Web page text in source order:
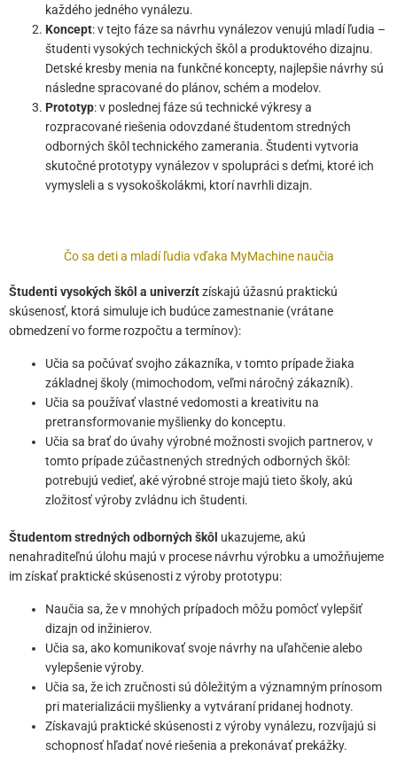
každého jedného vynálezu.
Koncept: v tejto fáze sa návrhu vynálezov venujú mladí ľudia –
študenti vysokých technických škôl a produktového dizajnu.
Detské kresby menia na funkčné koncepty, najlepšie návrhy sú
následne spracované do plánov, schém a modelov.
Prototyp: v poslednej fáze sú technické výkresy a
rozpracované riešenia odovzdané študentom stredných
odborných škôl technického zamerania. Študenti vytvoria
skutočné prototypy vynálezov v spolupráci s deťmi, ktoré ich
vymysleli a s vysokoškolákmi, ktorí navrhli dizajn.
Čo sa deti a mladí ľudia vďaka MyMachine naučia
Študenti vysokých škôl a univerzítzískajú úžasnú praktickú
skúsenosť, ktorá simuluje ich budúce zamestnanie (vrátane
obmedzení vo forme rozpočtu a termínov):
Učia sa počúvať svojho zákazníka, v tomto prípade žiaka
základnej školy (mimochodom, veľmi náročný zákazník).
Učia sa používať vlastné vedomosti a kreativitu na
pretransformovanie myšlienky do konceptu.
Učia sa brať do úvahy výrobné možnosti svojich partnerov, v
tomto prípade zúčastnených stredných odborných škôl:
potrebujú vedieť, aké výrobné stroje majú tieto školy, akú
zložitosť výroby zvládnu ich študenti.
Študentom stredných odborných škôl ukazujeme, akú
nenahraditeľnú úlohu majú v procese návrhu výrobku a umožňujeme
im získať praktické skúsenosti z výroby prototypu:
Naučia sa, že v mnohých prípadoch môžu pomôcť vylepšiť
dizajn od inžinierov.
Učia sa, ako komunikovať svoje návrhy na uľahčenie alebo
vylepšenie výroby.
Učia sa, že ich zručnosti sú dôležitým a významným prínosom
pri materializácii myšlienky a vytváraní pridanej hodnoty.
Získavajú praktické skúsenosti z výroby vynálezu, rozvíjajú si
schopnosť hľadať nové riešenia a prekonávať prekážky.